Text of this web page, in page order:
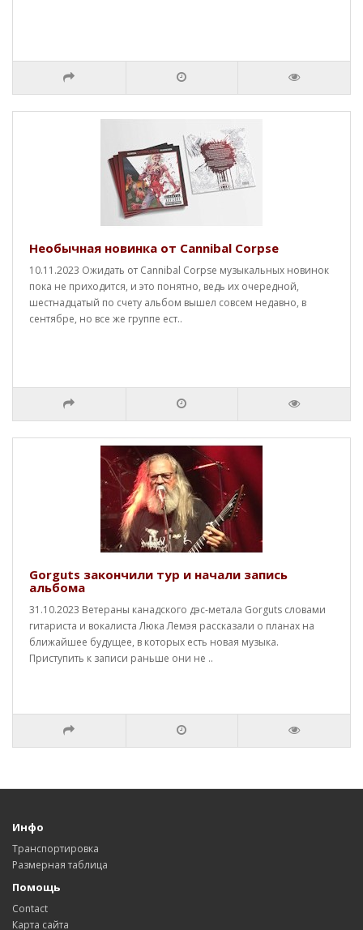
Необычная новинка от Cannibal Corpse
10.11.2023 Ожидать от Cannibal Corpse музыкальных новинок
пока не приходится, и это понятно, ведь их очередной,
шестнадцатый по счету альбом вышел совсем недавно, в
сентябре, но все же группе ест..
Gorguts закончили тур и начали запись
альбома
31.10.2023 Ветераны канадского дэс-метала Gorguts словами
гитариста и вокалиста Люка Лемэя рассказали о планах на
ближайшее будущее, в которых есть новая музыка.
Приступить к записи раньше они не ..
Инфо
Транспортировка
Размерная таблица
Помощь
Contact
Карта сайта